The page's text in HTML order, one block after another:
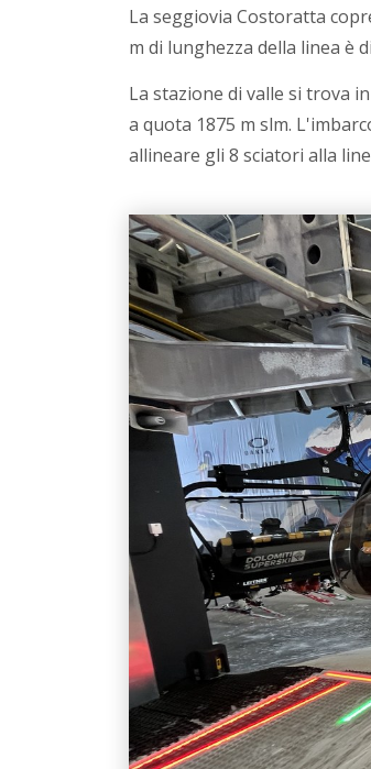
La seggiovia Costoratta
m di lunghezza della linea è di
La stazione di valle si trova
a quota 1875 m slm.
allineare gli 8 sciatori alla